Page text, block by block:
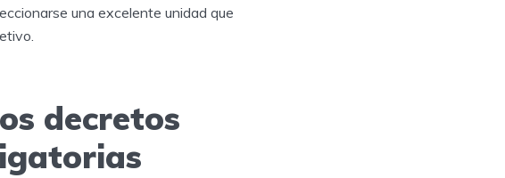
una excelente unidad que
decretos